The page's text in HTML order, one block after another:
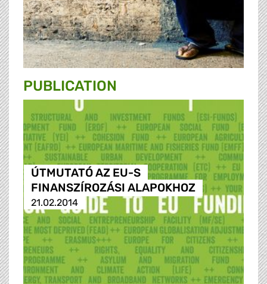
PUBLICATION
ÚTMUTATÓ AZ EU-S
FINANSZÍROZÁSI ALAPOKHOZ
21.02.2014